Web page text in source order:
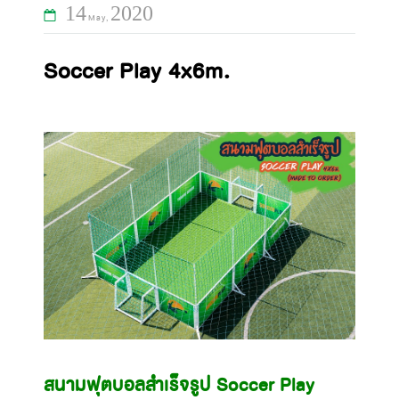
14May 2020
Soccer Play 4x6m.
สนามฟุตบอลสำเร็จรูป Soccer Play